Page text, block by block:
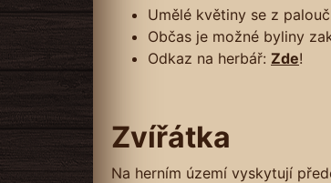
Umělé květiny se z
Občas je možné byliny
Odkaz na herbář: Zde!
Zvířátka
Na herním území vyskytují